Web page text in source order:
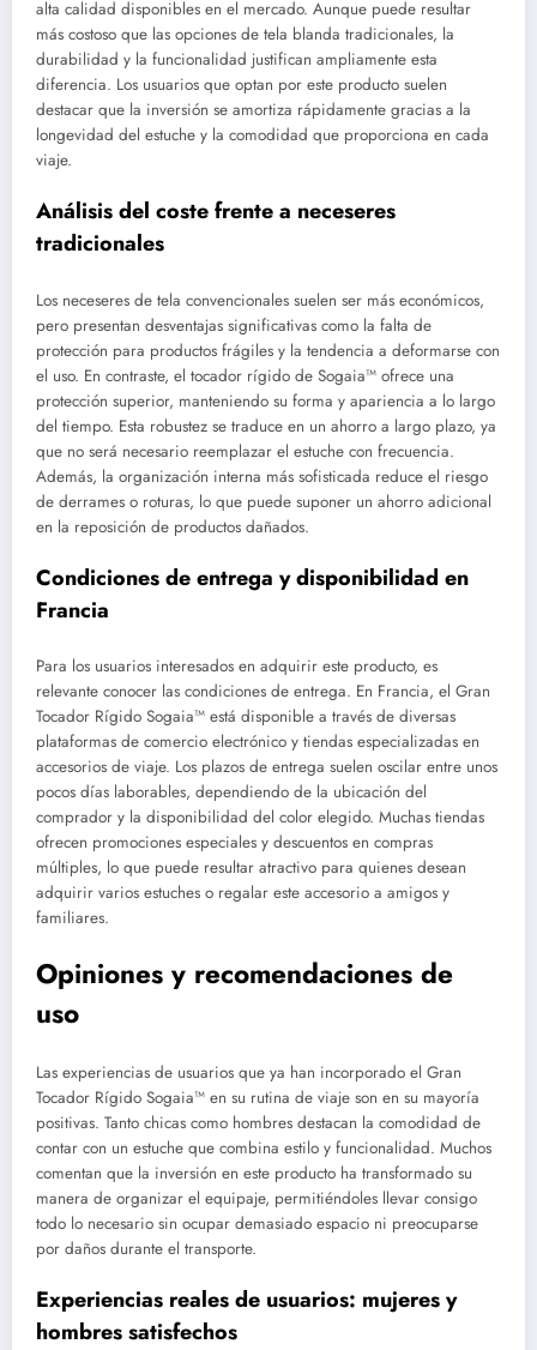
alta calidad disponibles en el mercado. Aunque puede resultar
más costoso que las opciones de tela blanda tradicionales, la
durabilidad y la funcionalidad justifican ampliamente esta
diferencia. Los usuarios que optan por este producto suelen
destacar que la inversión se amortiza rápidamente gracias a la
longevidad del estuche y la comodidad que proporciona en cada
viaje.
Análisis del coste frente a neceseres
tradicionales
Los neceseres de tela convencionales suelen ser más económicos,
pero presentan desventajas significativas como la falta de
protección para productos frágiles y la tendencia a deformarse con
el uso. En contraste, el tocador rígido de Sogaia™ ofrece una
protección superior, manteniendo su forma y apariencia a lo largo
del tiempo. Esta robustez se traduce en un ahorro a largo plazo, ya
que no será necesario reemplazar el estuche con frecuencia.
Además, la organización interna más sofisticada reduce el riesgo
de derrames o roturas, lo que puede suponer un ahorro adicional
en la reposición de productos dañados.
Condiciones de entrega y disponibilidad en
Francia
Para los usuarios interesados en adquirir este producto, es
relevante conocer las condiciones de entrega. En Francia, el Gran
Tocador Rígido Sogaia™ está disponible a través de diversas
plataformas de comercio electrónico y tiendas especializadas en
accesorios de viaje. Los plazos de entrega suelen oscilar entre unos
pocos días laborables, dependiendo de la ubicación del
comprador y la disponibilidad del color elegido. Muchas tiendas
ofrecen promociones especiales y descuentos en compras
múltiples, lo que puede resultar atractivo para quienes desean
adquirir varios estuches o regalar este accesorio a amigos y
familiares.
Opiniones y recomendaciones de
uso
Las experiencias de usuarios que ya han incorporado el Gran
Tocador Rígido Sogaia™ en su rutina de viaje son en su mayoría
positivas. Tanto chicas como hombres destacan la comodidad de
contar con un estuche que combina estilo y funcionalidad. Muchos
comentan que la inversión en este producto ha transformado su
manera de organizar el equipaje, permitiéndoles llevar consigo
todo lo necesario sin ocupar demasiado espacio ni preocuparse
por daños durante el transporte.
Experiencias reales de usuarios: mujeres y
hombres satisfechos